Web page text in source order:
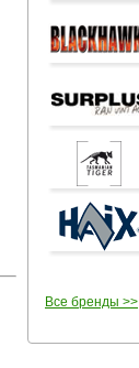
Все бренды >>